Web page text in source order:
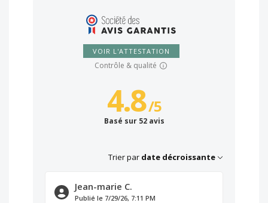
VOIR L'ATTESTATION
Contrôle & qualité
4.8/5
Basé sur 52 avis
Trier par date décroissante
Jean-marie C.
Publié le 7/29/26, 7:11 PM